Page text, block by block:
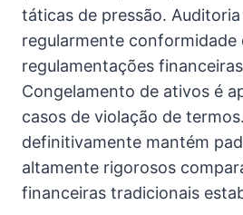
táticas de pressão.
regularmente conformidade
regulamentações
Congelamento de ativos é
casos de violação de
definitivamente mantém
altamente rigorosos
financeiras tradicionais